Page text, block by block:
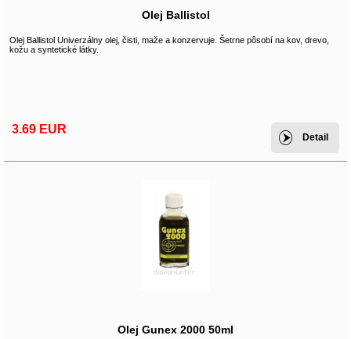
Olej Ballistol
Olej Ballistol Univerzálny olej, čisti, maže a konzervuje. Šetrne pôsobí na kov, drevo,
kožu a syntetické látky.
3.69 EUR
Detail
Olej Gunex 2000 50ml